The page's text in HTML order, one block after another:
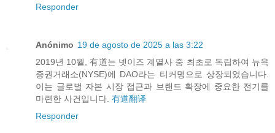
Responder
Anónimo 19 de agosto de 2025 a las 3:22
2019년 10월, 有道는 넷이즈 계열사 중 최초로 독립하여 뉴욕
증권거래소(NYSE)에 DAO라는 티커명으로 상장되었습니다.
이는 글로벌 자본 시장 접근과 브랜드 확장에 중요한 전기를
마련한 사건입니다. 有道翻译
Responder